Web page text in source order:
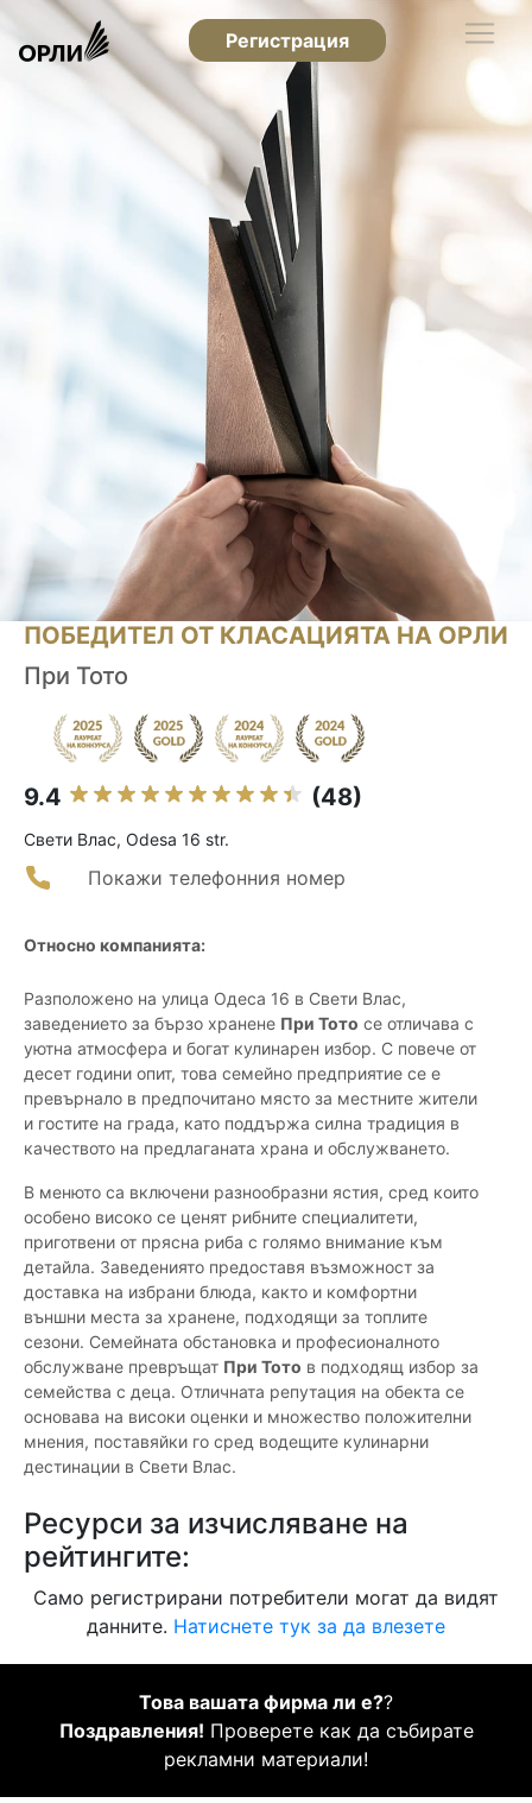
Регистрация
ПОБЕДИТЕЛ ОТ КЛАСАЦИЯТА НА ОРЛИ
При Тото
9.4 (48)
Свети Влас, Odesa 16 str.
Покажи телефонния номер
Относно компанията:
Разположено на улица Одеса 16 в Свети Влас,
заведението за бързо хранене При Тото се отличава с
уютна атмосфера и богат кулинарен избор. С повече от
десет години опит, това семейно предприятие се е
превърнало в предпочитано място за местните жители
и гостите на града, като поддържа силна традиция в
качеството на предлаганата храна и обслужването.
В менюто са включени разнообразни ястия, сред които
особено високо се ценят рибните специалитети,
приготвени от прясна риба с голямо внимание към
детайла. Заведениято предоставя възможност за
доставка на избрани блюда, както и комфортни
външни места за хранене, подходящи за топлите
сезони. Семейната обстановка и професионалното
обслужване превръщат При Тото в подходящ избор за
семейства с деца. Отличната репутация на обекта се
основава на високи оценки и множество положителни
мнения, поставяйки го сред водещите кулинарни
дестинации в Свети Влас.
Ресурси за изчисляване на
рейтингите:
Само регистрирани потребители могат да видят
данните. Натиснете тук за да влезете
Това вашата фирма ли е??
Поздравления! Проверете как да събирате
рекламни материали!